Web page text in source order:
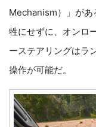
Mechanism）」があ
牲にせずに、オンロ
ーステアリングはラ
操作が可能だ。